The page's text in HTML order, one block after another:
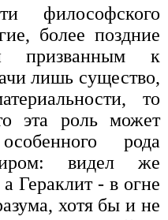
философского
более поздние
призванным к
лишь существо,
то
эта роль может
рода
видел же
Гераклит - в огне
хотя бы и не